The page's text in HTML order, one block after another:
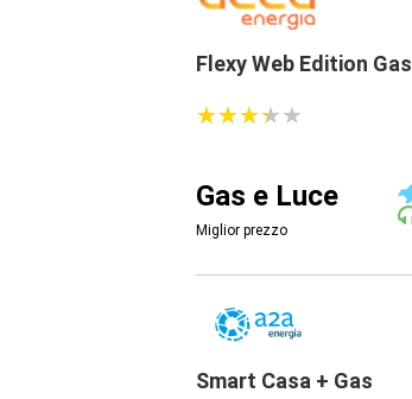
Flexy Web Edition Gas
★★★★★
★★★★★
Gas e Luce
Miglior prezzo
Smart Casa + Gas